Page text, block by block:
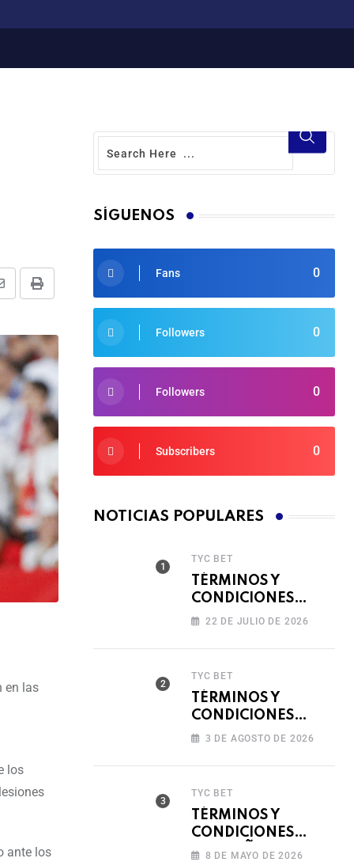
en las
los
ante los
SÍGUENOS
0
Fans
0
Followers
0
Followers
0
Subscribers
NOTICIAS POPULARES
TYC BET
TÉRMINOS Y
CONDICIONES
TORNEO COMPITE,
22 DE JULIO DE 2026
TYC BET
TÉRMINOS Y
CONDICIONES
FERIADO DE
BET593
3 DE AGOSTO DE 2026
TYC BET
TÉRMINOS Y
CONDICIONES
CAMPAÑA
8 DE MAYO DE 2026